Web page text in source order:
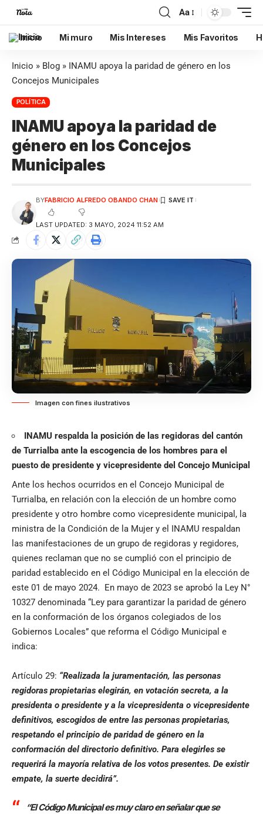
Aa
Inicio Mi muro Mis Intereses Mis Favoritos
Inicio » Blog » INAMU apoya la paridad de género en los
Concejos Municipales
POLÍTICA
INAMU apoya la paridad de
género en los Concejos
Municipales
LAST UPDATED: 3 MAYO, 2024 11:52 AM
BYFABRICIO ALFREDO OBANDO CHAN
Imagen con fines ilustrativos
INAMU respalda la posición de las regidoras del cantón
de Turrialba ante la escogencia de los hombres para el
puesto de presidente y vicepresidente del Concejo Municipal
Ante los hechos ocurridos en el Concejo Municipal de
Turrialba, en relación con la elección de un hombre como
presidente y otro hombre como vicepresidente municipal, la
ministra de la Condición de la Mujer y el INAMU respaldan
las manifestaciones de un grupo de regidoras y regidores,
quienes reclaman que no se cumplió con el principio de
paridad establecido en el Código Municipal en la elección de
este 01 de mayo 2024. En mayo de 2023 se aprobó la Ley N°
10327 denominada “Ley para garantizar la paridad de género
en la conformación de los órganos colegiados de los
Gobiernos Locales” que reforma el Código Municipal e
indica:
Artículo 29: “Realizada la juramentación, las personas
regidoras propietarias elegirán, en votación secreta, a la
presidenta o presidente y a la vicepresidenta o vicepresidente
definitivos, escogidos de entre las personas propietarias,
respetando el principio de paridad de género en la
conformación del directorio definitivo. Para elegirles se
requerirá la mayoría relativa de los votos presentes. De existir
empate, la suerte decidirá”.
“El Código Municipal es muy claro en señalar que se